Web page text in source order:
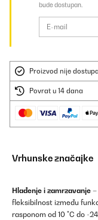
bude dostupan.
Proizvod nije
Povrat u 14 dana
Vrhunske značajke
Hlađenje i zamrzavanje
fleksibilnost između
rasponom od 10 °C do -